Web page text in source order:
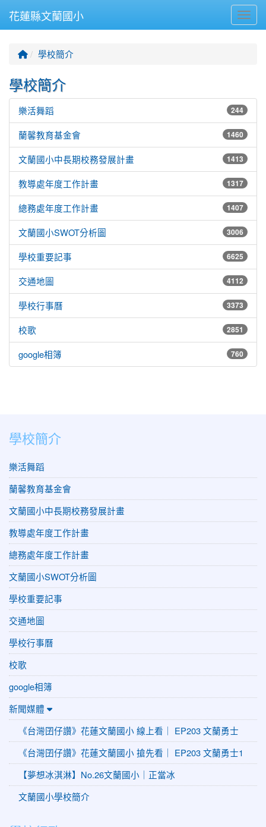
花蓮縣文蘭國小
回首頁
學校簡介
學校簡介
樂活舞蹈 244
蘭馨教育基金會 1460
文蘭國小中長期校務發展計畫 1413
教導處年度工作計畫 1317
總務處年度工作計畫 1407
文蘭國小SWOT分析圖 3006
學校重要記事 6625
交通地圖 4112
學校行事曆 3373
校歌 2851
google相簿 760
學校簡介
樂活舞蹈
蘭馨教育基金會
文蘭國小中長期校務發展計畫
教導處年度工作計畫
總務處年度工作計畫
文蘭國小SWOT分析圖
學校重要記事
交通地圖
學校行事曆
校歌
google相簿
新聞媒體
《台灣囝仔讚》花蓮文蘭國小 線上看｜ EP203 文蘭勇士
《台灣囝仔讚》花蓮文蘭國小 搶先看｜ EP203 文蘭勇士1
【夢想冰淇淋】No.26文蘭國小｜正當冰
文蘭國小學校簡介